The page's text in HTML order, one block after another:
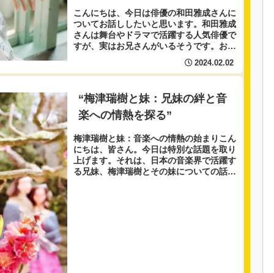
こんにちは、今日は俳優の和田雅成さんに
ついてお話ししたいと思います。和田雅成
さんは舞台やドラマで活躍する人気俳優で
すが、実はお兄さんがいるそうです。お兄
さんは既婚者で姪っ子たちが二人います。
和田さんはお兄さんや姪っ子たちと仲が良
くよく一緒に...
2024.02.02
“梅津瑞樹と妹：兄妹の絆と音
楽への情熱を探る”
梅津瑞樹と妹：音楽への情熱の始まりこん
にちは、皆さん。今日は特別な話題を取り
上げます。それは、日本の音楽界で活躍す
る兄妹、梅津瑞樹とその妹についての話で